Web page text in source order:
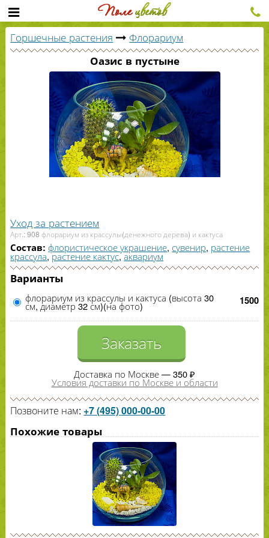
Горшечные растения Флорариум
Оазис в пустыне
Уход за растением
Арт.: 908 флорариум из крассулы(денежного дерева) и кактуса
Состав: флористическое украшение, сувенир, растение
крассула,растение кактус,аквариум
Варианты
флорариум из крассулы и кактуса (высота 30
см, диаметр 32 см)(на фото) 1500
Заказать
Доставка по Москве — 350 ₽
Условия доставки по Москве и области
Позвоните нам: +7 (495) 000-00-00
Похожие товары